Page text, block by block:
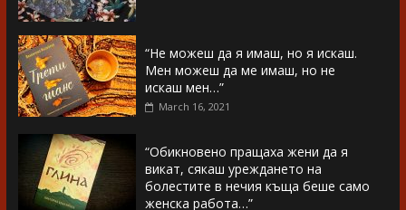
“Не можеш да я имаш, но я искаш.
Мен можеш да ме имаш, но не
искаш мен…”
March 16, 2021
“Обикновено пращаха жени да я
викат, сякаш уреждането на
болестите в нечия къща беше само
женска работа…”